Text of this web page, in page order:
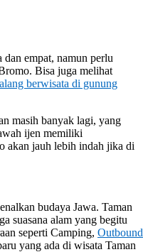
empat, namun perlu
Bisa juga melihat
berwisata di gunung
masih banyak lagi, yang
ijen memiliki
akan jauh lebih indah jika di
budaya Jawa. Taman
suasana alam yang begitu
seperti Camping, Outbound
yang ada di wisata Taman